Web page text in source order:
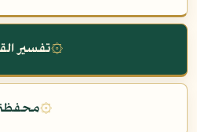
۞تفسير
۞